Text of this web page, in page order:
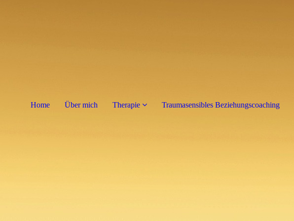
Home Über mich Therapie Traumasensibles Beziehungscoaching